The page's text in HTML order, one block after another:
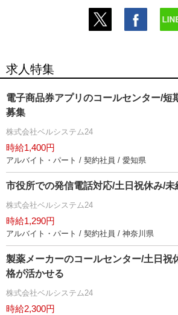
求人特集
電子商品券アプリのコールセンター/短
募集
株式会社ベルシステム24
時給1,400円
アルバイト・パート / 契約社員 / 愛知県
市役所での発信電話対応/土日祝休み/
株式会社ベルシステム24
時給1,290円
アルバイト・パート / 契約社員 / 神奈川県
製薬メーカーのコールセンター/土日祝
格が活かせる
株式会社ベルシステム24
時給2,300円